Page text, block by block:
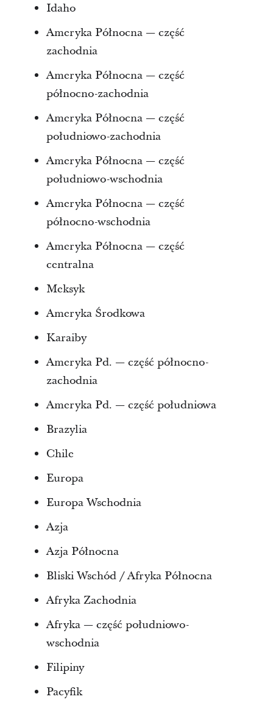
Idaho
Ameryka Północna — część
zachodnia
Ameryka Północna — część
północno-zachodnia
Ameryka Północna — część
południowo-zachodnia
Ameryka Północna — część
południowo-wschodnia
Ameryka Północna — część
północno-wschodnia
Ameryka Północna — część
centralna
Meksyk
Ameryka Środkowa
Karaiby
Ameryka Pd. — część północno-
zachodnia
Ameryka Pd. — część południowa
Brazylia
Chile
Europa
Europa Wschodnia
Azja
Azja Północna
Bliski Wschód / Afryka Północna
Afryka Zachodnia
Afryka — część południowo-
wschodnia
Filipiny
Pacyfik